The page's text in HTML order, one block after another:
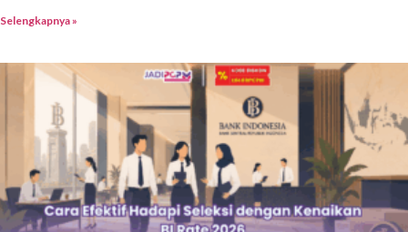
Selengkapnya »